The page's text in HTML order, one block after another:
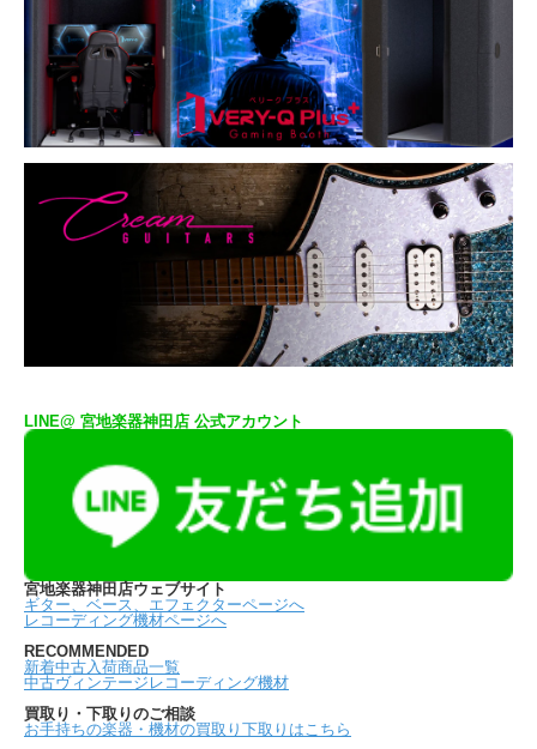
LINE@ 宮地楽器神田店 公式アカウント
宮地楽器神田店ウェブサイト
ギター、ベース、エフェクターページへ
レコーディング機材ページへ
RECOMMENDED
新着中古入荷商品一覧
中古ヴィンテージレコーディング機材
買取り・下取りのご相談
お手持ちの楽器・機材の買取り下取りはこちら